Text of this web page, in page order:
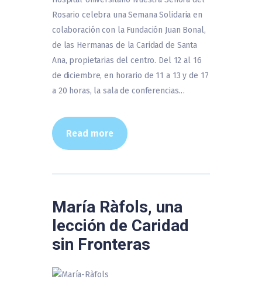
Rosario celebra una Semana Solidaria en
colaboración con la Fundación Juan Bonal,
de las Hermanas de la Caridad de Santa
Ana, propietarias del centro. Del 12 al 16
de diciembre, en horario de 11 a 13 y de 17
a 20 horas, la sala de conferencias…
Read more
María Ràfols, una
lección de Caridad
sin Fronteras